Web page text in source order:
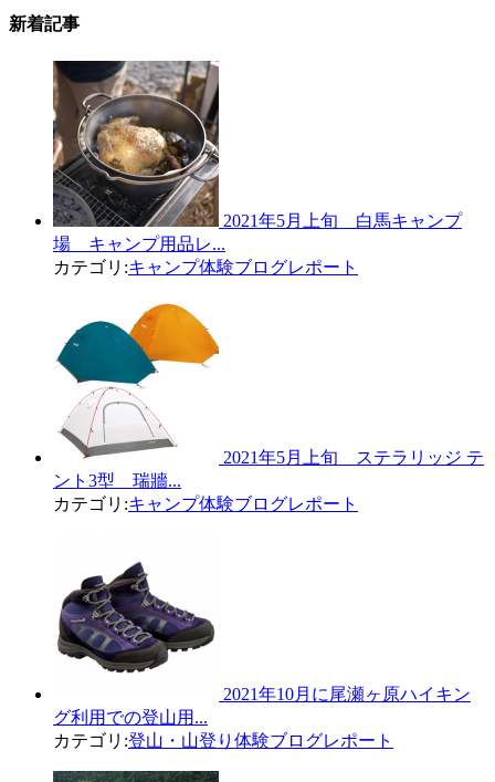
新着記事
2021年5月上旬 白馬キャンプ
場 キャンプ用品レ...
カテゴリ:キャンプ体験ブログレポート
2021年5月上旬 ステラリッジ テ
ント3型 瑞牆...
カテゴリ:キャンプ体験ブログレポート
2021年10月に尾瀬ヶ原ハイキン
グ利用での登山用...
カテゴリ:登山・山登り体験ブログレポート